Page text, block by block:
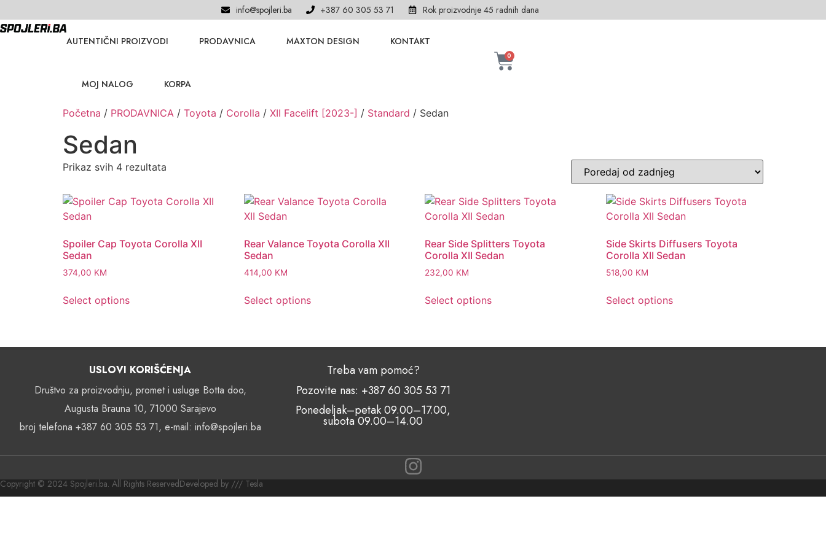
info@spojleri.ba +387 60 305 53 71 Rok proizvodnje 45 radnih dana
AUTENTIČNI PROIZVODI PRODAVNICA MAXTON DESIGN KONTAKT
MOJ NALOG KORPA
0
Početna / PRODAVNICA / Toyota / Corolla / XII Facelift [2023-] / Standard / Sedan
Sedan
Prikaz svih 4 rezultata
Spoiler Cap Toyota Corolla XII
Sedan
374,00 KM
Select options
Rear Valance Toyota Corolla XII
Sedan
414,00 KM
Select options
Rear Side Splitters Toyota
Corolla XII Sedan
232,00 KM
Select options
Side Skirts Diffusers Toyota
Corolla XII Sedan
518,00 KM
Select options
USLOVI KORIŠĆENJA
Društvo za proizvodnju, promet i usluge Botta doo,
Augusta Brauna 10, 71000 Sarajevo
broj telefona +387 60 305 53 71, e-mail: info@spojleri.ba
Treba vam pomoć?
Pozovite nas: +387 60 305 53 71
Ponedeljak–petak 09.00–17.00,
subota 09.00–14.00
Copyright © 2024 Spojleri.ba. All Rights ReservedDeveloped by /// Tesla